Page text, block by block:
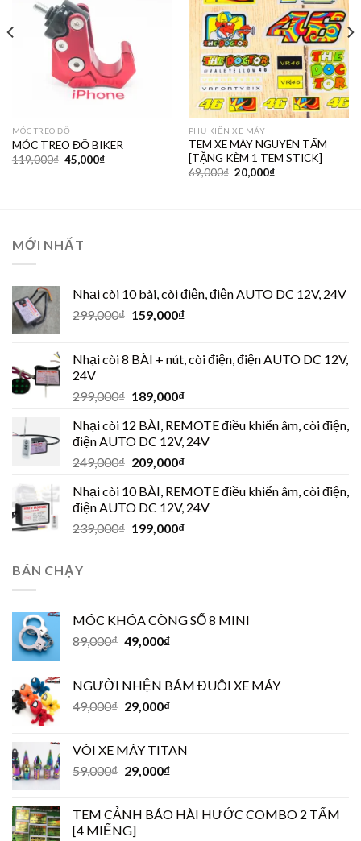
MÓC TREO ĐỒ
MÓC TREO ĐỒ BIKER
119,000₫ 45,000₫
PHỤ KIỆN XE MÁY
TEM XE MÁY NGUYÊN TẤM
[TẶNG KÈM 1 TEM STICK]
69,000₫ 20,000₫
MỚI NHẤT
Nhại còi 10 bài, còi điện, điện AUTO DC 12V, 24V
299,000₫ 159,000₫
Nhại còi 8 BÀI + nút, còi điện, điện AUTO DC 12V,
24V
299,000₫ 189,000₫
Nhại còi 12 BÀI, REMOTE điều khiển âm, còi điện,
điện AUTO DC 12V, 24V
249,000₫ 209,000₫
Nhại còi 10 BÀI, REMOTE điều khiển âm, còi điện,
điện AUTO DC 12V, 24V
239,000₫ 199,000₫
BÁN CHẠY
MÓC KHÓA CÒNG SỐ 8 MINI
89,000₫ 49,000₫
NGƯỜI NHỆN BÁM ĐUÔI XE MÁY
49,000₫ 29,000₫
VÒI XE MÁY TITAN
59,000₫ 29,000₫
TEM CẢNH BÁO HÀI HƯỚC COMBO 2 TẤM
[4 MIẾNG]